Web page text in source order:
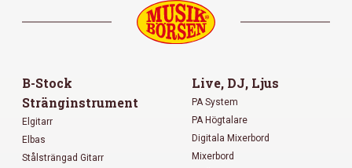
B-Stock
Stränginstrument
Elgitarr
Elbas
Stålsträngad Gitarr
Live, DJ, Ljus
PA System
PA Högtalare
Digitala Mixerbord
Mixerbord